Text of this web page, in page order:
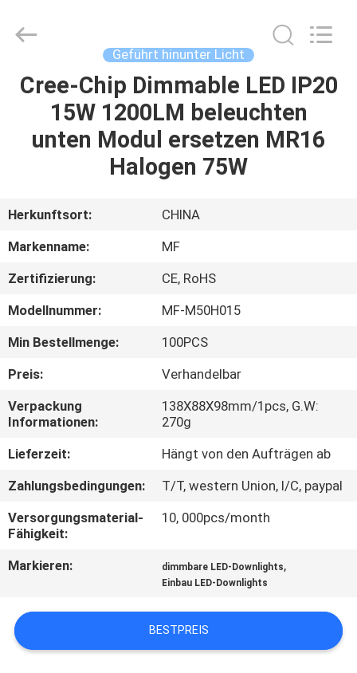
HAUS
PRODUKTE
ÜBER
FABRIK-
AUSFLUG
QUALITÄTSKONTROLLE
TRETEN
MIT
UNS
FORDERN
SIE EIN
Lighting
Co.,Ltd..
Reserved.
Geführt hinunter Licht
Cree-Chip Dimmable LED IP20
15W 1200LM beleuchten
unten Modul ersetzen MR16
Halogen 75W
Herkunftsort:
CHINA
Markenname:
MF
Zertifizierung:
CE, RoHS
Modellnummer:
MF-M50H015
Min Bestellmenge:
100PCS
Preis:
Verhandelbar
Verpackung
Informationen:
138X88X98mm/1pcs, G.W:
270g
Lieferzeit:
Hängt von den Aufträgen ab
Zahlungsbedingungen:
T/T, western Union, l/C, paypal
Versorgungsmaterial-
Fähigkeit:
10, 000pcs/month
Markieren: dimmbare LED-Downlights,
Einbau LED-Downlights
BESTPREIS